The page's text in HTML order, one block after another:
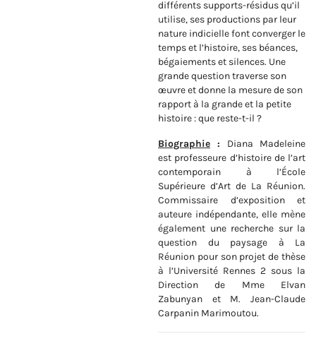
différents supports-résidus qu’il
utilise, ses productions par leur
nature indicielle font converger le
temps et l’histoire, ses béances,
bégaiements et silences. Une
grande question traverse son
œuvre et donne la mesure de son
rapport à la grande et la petite
histoire : que reste-t-il ?
Biographie : Diana Madeleine
est professeure d’histoire de l’art
contemporain à l’École
Supérieure d’Art de La Réunion.
Commissaire d’exposition et
auteure indépendante, elle mène
également une recherche sur la
question du paysage à La
Réunion pour son projet de thèse
à l’Université Rennes 2 sous la
Direction de Mme Elvan
Zabunyan et M. Jean-Claude
Carpanin Marimoutou.